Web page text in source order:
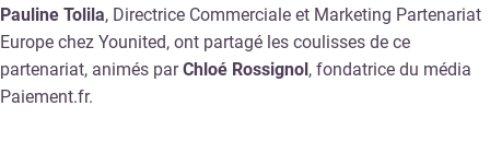
Pauline Tolila, Directrice Commerciale et Marketing Partenariat
Europe chez Younited, ont partagé les coulisses de ce
partenariat, animés parChloé Rossignol, fondatrice du média
Paiement.fr.